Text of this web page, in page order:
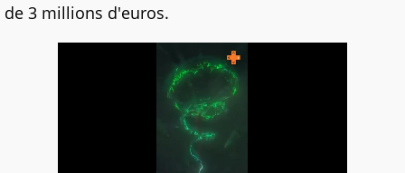
de 3 millions d'euros.